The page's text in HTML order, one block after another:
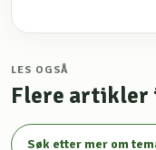
LES OGSÅ
Flere artikler
Søk etter mer om